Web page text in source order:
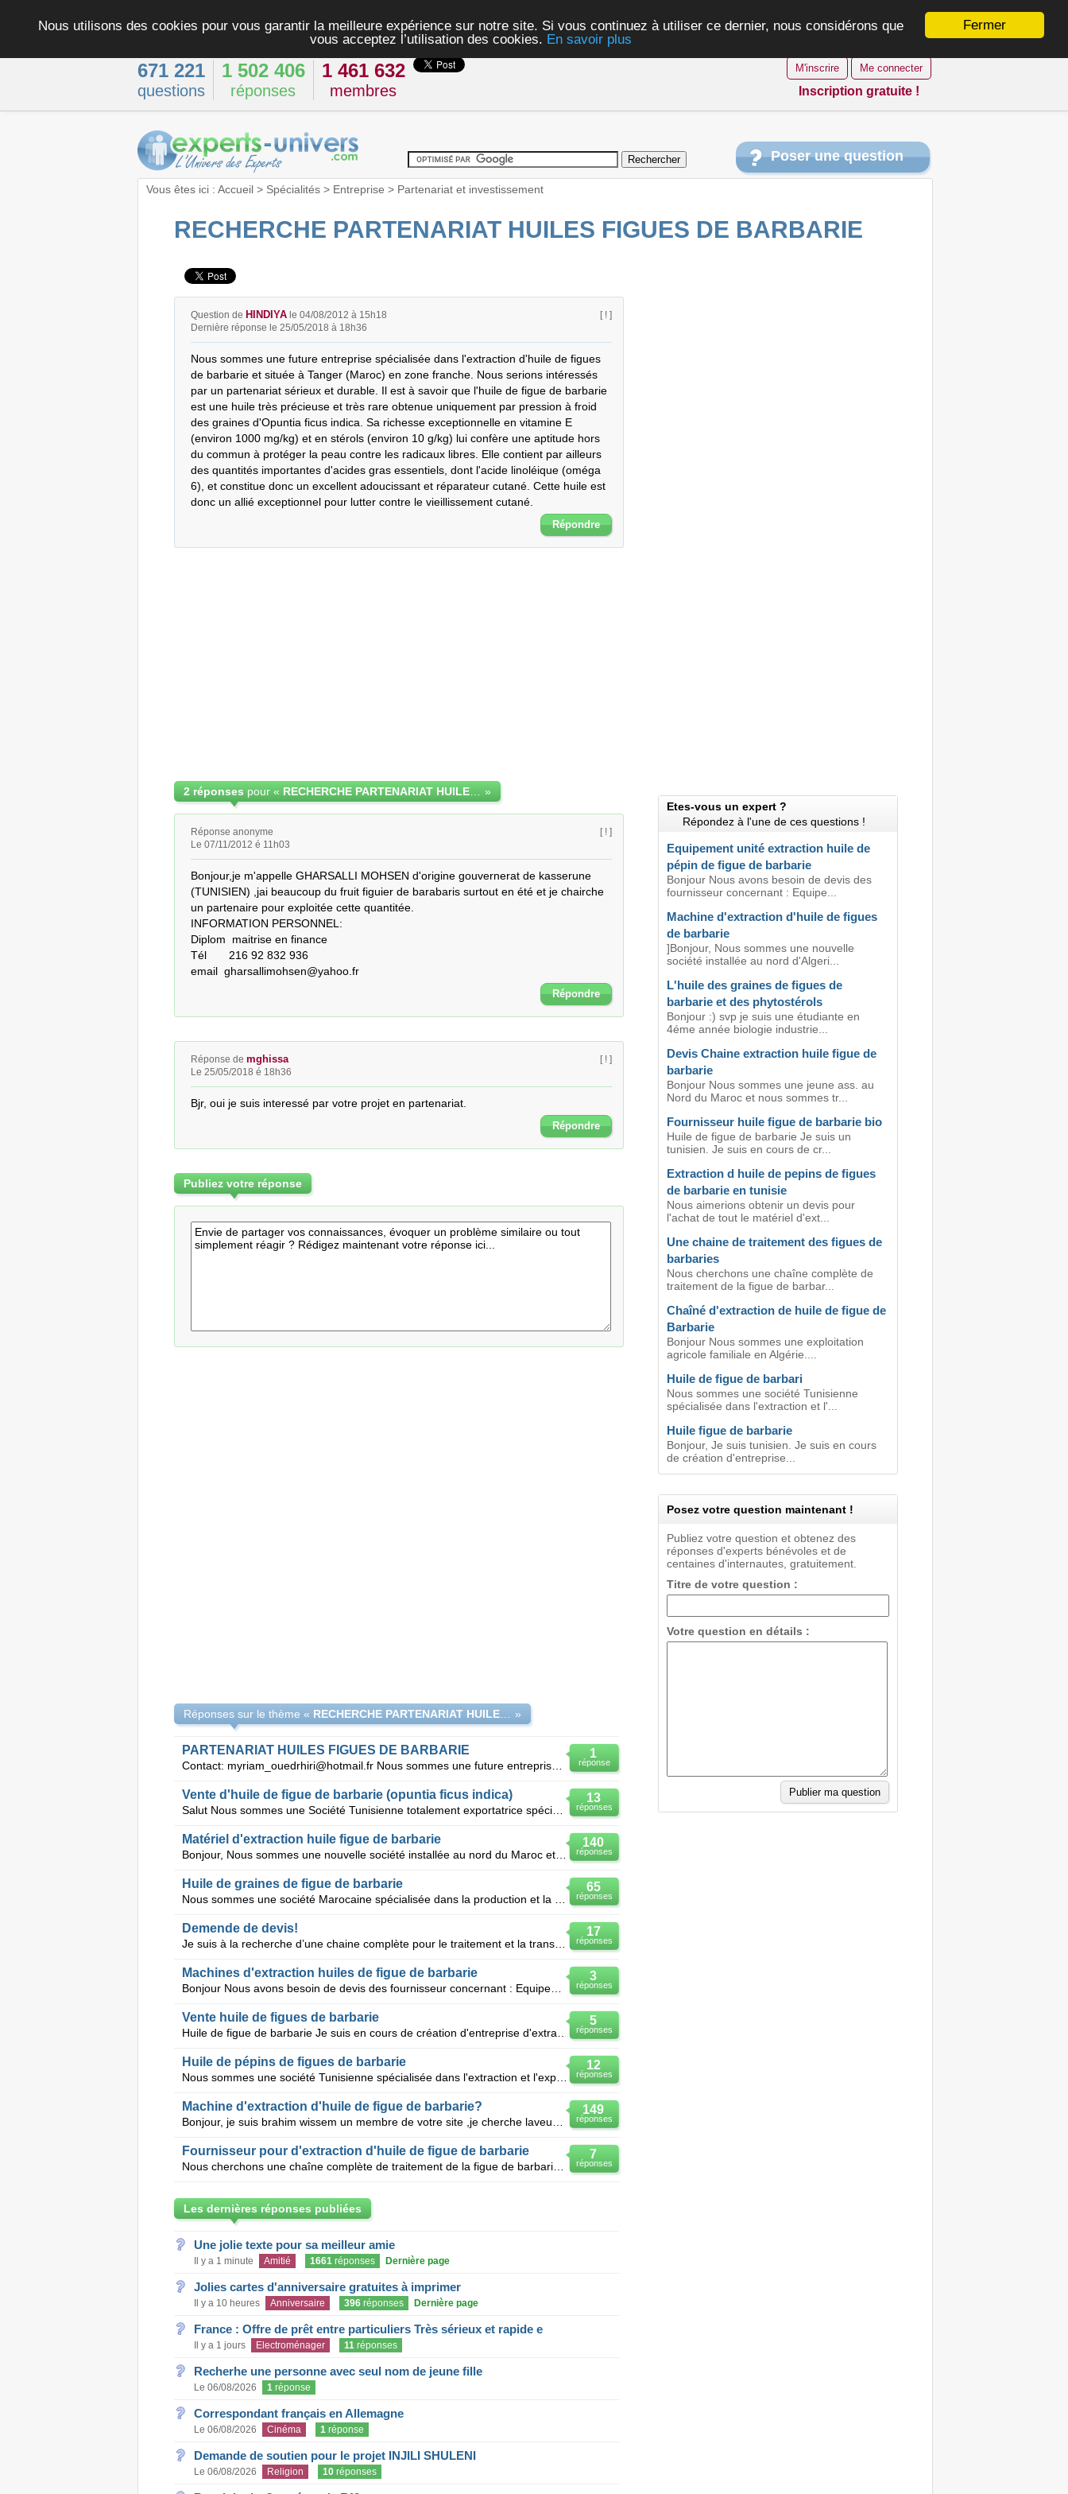
Fermer
Nous utilisons des cookies pour vous garantir la meilleure expérience sur notre site. Si vous continuez à utiliser ce dernier, nous considérons que
vous acceptez l’utilisation des cookies. En savoir plus
671 221
questions
1 502 406
réponses
1 461 632
membres
M'inscrire Me connecter
Inscription gratuite !
Poser une question
Vous êtes ici : Accueil> Spécialités> Entreprise > Partenariat et investissement
RECHERCHE PARTENARIAT HUILES FIGUES DE BARBARIE
Question de HINDIYAle 04/08/2012 à 15h18
Dernière réponse le 25/05/2018 à 18h36
[ ! ]
Nous sommes une future entreprise spécialisée dans l'extraction d'huile de figues
de barbarie et située à Tanger (Maroc) en zone franche. Nous serions intéressés
par un partenariat sérieux et durable. Il est à savoir que l'huile de figue de barbarie
est une huile très précieuse et très rare obtenue uniquement par pression à froid
des graines d'Opuntia ficus indica. Sa richesse exceptionnelle en vitamine E
(environ 1000 mg/kg) et en stérols (environ 10 g/kg) lui confère une aptitude hors
du commun à protéger la peau contre les radicaux libres. Elle contient par ailleurs
des quantités importantes d'acides gras essentiels, dont l'acide linoléique (oméga
6), et constitue donc un excellent adoucissant et réparateur cutané. Cette huile est
donc un allié exceptionnel pour lutter contre le vieillissement cutané.
Répondre
2 réponses pour « RECHERCHE PARTENARIAT HUILES FIGUES DE BARBARIE »
Réponse anonyme
Le 07/11/2012 é 11h03
[ ! ]
Bonjour,je m'appelle GHARSALLI MOHSEN d'origine gouvernerat de kasserune
(TUNISIEN) ,jai beaucoup du fruit figuier de barabaris surtout en été et je chairche
un partenaire pour exploitée cette quantitée.
INFORMATION PERSONNEL:
Diplom  maitrise en finance
Tél       216 92 832 936
email  gharsallimohsen@yahoo.fr
Répondre
Réponse de mghissa
Le 25/05/2018 é 18h36
[ ! ]
Bjr, oui je suis interessé par votre projet en partenariat.
Répondre
Publiez votre réponse
Réponses sur le thème « RECHERCHE PARTENARIAT HUILES FIGUES DE BARBARIE »
1
réponse
PARTENARIAT HUILES FIGUES DE BARBARIE
Contact: myriam_ouedrhiri@hotmail.fr Nous sommes une future entreprise spécialisée dans l'extractio
13
réponses
Vente d'huile de figue de barbarie (opuntia ficus indica)
Salut Nous sommes une Société Tunisienne totalement exportatrice spécialisée dans l’extraction d’hu
140
réponses
Matériel d'extraction huile figue de barbarie
Bonjour, Nous sommes une nouvelle société installée au nord du Maroc et spécialisée dans l'extracti
65
réponses
Huile de graines de figue de barbarie
17
réponses
Demende de devis!
Je suis à la recherche d’une chaine complète pour le traitement et la transformation des figues de b
3
réponses
Machines d'extraction huiles de figue de barbarie
Bonjour Nous avons besoin de devis des fournisseur concernant : Equipement unité extraction huile
5
réponses
Vente huile de figues de barbarie
12
réponses
Huile de pépins de figues de barbarie
Nous sommes une société Tunisienne spécialisée dans l'extraction et l'exportation en gros de l’huile
149
réponses
Machine d'extraction d'huile de figue de barbarie?
7
réponses
Fournisseur pour d'extraction d'huile de figue de barbarie
Nous cherchons une chaîne complète de traitement de la figue de barbarie composée d’ : 01 presse à
Les dernières réponses publiées
Une jolie texte pour sa meilleur amie
Il y a 1 minute Amitié 1661réponses Dernière page
Jolies cartes d'anniversaire gratuites à imprimer
Il y a 10 heures Anniversaire 396réponses Dernière page
France : Offre de prêt entre particuliers Très sérieux et rapide e
Il y a 1 jours Electroménager 11réponses
Recherhe une personne avec seul nom de jeune fille
Le 06/08/2026 1réponse
Correspondant français en Allemagne
Le 06/08/2026 Cinéma 1réponse
Demande de soutien pour le projet INJILI SHULENI
Le 06/08/2026 Religion 10réponses
Etes-vous un expert ?
Répondez à l'une de ces questions !
Equipement unité extraction huile de
pépin de figue de barbarie
Bonjour Nous avons besoin de devis des
fournisseur concernant : Equipe...
Machine d'extraction d'huile de figues
de barbarie
]Bonjour, Nous sommes une nouvelle
société installée au nord d'Algeri...
L'huile des graines de figues de
barbarie et des phytostérols
Bonjour :) svp je suis une étudiante en
4éme année biologie industrie...
Devis Chaine extraction huile figue de
barbarie
Bonjour Nous sommes une jeune ass. au
Nord du Maroc et nous sommes tr...
Fournisseur huile figue de barbarie bio
Huile de figue de barbarie Je suis un
tunisien. Je suis en cours de cr...
Extraction d huile de pepins de figues
de barbarie en tunisie
Nous aimerions obtenir un devis pour
l'achat de tout le matériel d'ext...
Une chaine de traitement des figues de
barbaries
Nous cherchons une chaîne complète de
traitement de la figue de barbar...
Chaîné d'extraction de huile de figue de
Barbarie
Bonjour Nous sommes une exploitation
agricole familiale en Algérie....
Huile de figue de barbari
Nous sommes une société Tunisienne
spécialisée dans l'extraction et l'...
Huile figue de barbarie
Bonjour, Je suis tunisien. Je suis en cours
de création d'entreprise...
Posez votre question maintenant !
Publiez votre question et obtenez des
réponses d'experts bénévoles et de
centaines d'internautes, gratuitement.
Titre de votre question :
Votre question en détails :